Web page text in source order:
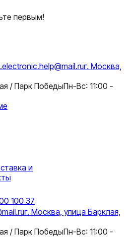
первым!
г. Москва,
/ Парк ПобедыПн-Вс: 11:00 -
и
100 37
г. Москва, улица Барклая,
/ Парк ПобедыПн-Вс: 11:00 -